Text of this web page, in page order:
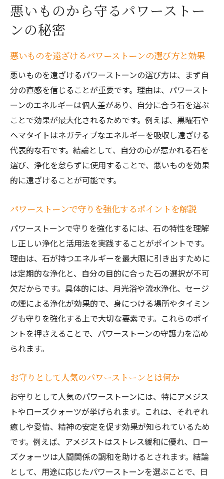
悪いものから守るパワーストー
ンの秘密
悪いものを遠ざけるパワーストーンの選び方と効果
悪いものを遠ざけるパワーストーンの選び方は、まず自
分の直感を信じることが重要です。理由は、パワースト
ーンのエネルギーは個人差があり、自分に合う石を選ぶ
ことで効果が最大化されるためです。例えば、黒曜石や
ヘマタイトはネガティブなエネルギーを吸収し遠ざける
代表的な石です。結論として、自分の心が惹かれる石を
選び、浄化を怠らずに使用することで、悪いものを効果
的に遠ざけることが可能です。
パワーストーンで守りを強化するポイントを解説
パワーストーンで守りを強化するには、石の特性を理解
し正しい浄化と活用法を実践することがポイントです。
理由は、石が持つエネルギーを最大限に引き出すために
は定期的な浄化と、自分の目的に合った石の選択が不可
欠だからです。具体的には、月光浴や流水浄化、セージ
の煙による浄化が効果的で、身につける場所やタイミン
グも守りを強化する上で大切な要素です。これらのポイ
ントを押さえることで、パワーストーンの守護力を高め
られます。
お守りとして人気のパワーストーンとは何か
お守りとして人気のパワーストーンには、特にアメジス
トやローズクォーツが挙げられます。これは、それぞれ
癒しや愛情、精神の安定を促す効果が知られているため
です。例えば、アメジストはストレス緩和に優れ、ロー
ズクォーツは人間関係の調和を助けるとされます。結論
として、用途に応じたパワーストーンを選ぶことで、日